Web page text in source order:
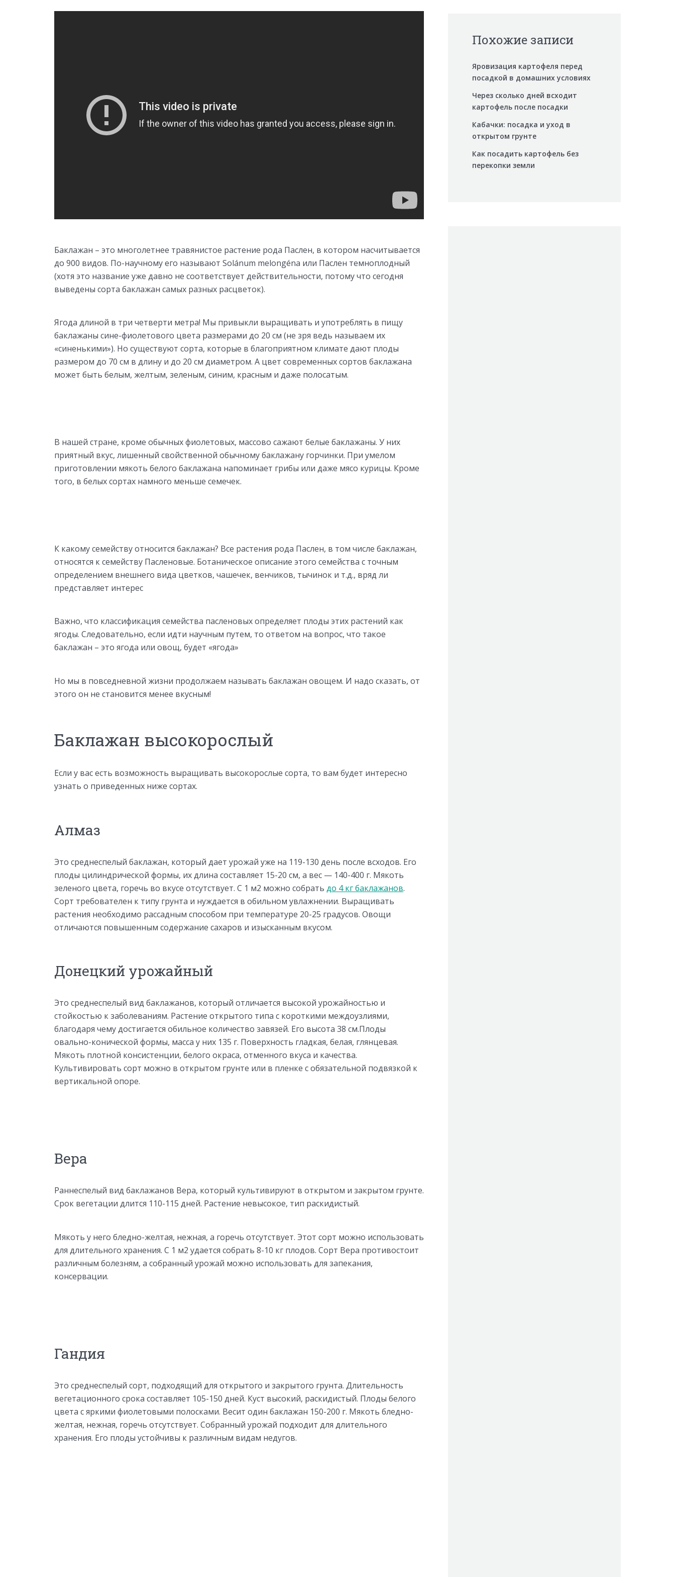
Баклажан – это многолетнее травянистое растение рода Паслен, в котором насчитывается
до 900 видов. По-научному его называют Solánum melongéna или Паслен темноплодный
(хотя это название уже давно не соответствует действительности, потому что сегодня
выведены сорта баклажан самых разных расцветок).
Ягода длиной в три четверти метра! Мы привыкли выращивать и употреблять в пищу
баклажаны сине-фиолетового цвета размерами до 20 см (не зря ведь называем их
«синенькими»). Но существуют сорта, которые в благоприятном климате дают плоды
размером до 70 см в длину и до 20 см диаметром. А цвет современных сортов баклажана
может быть белым, желтым, зеленым, синим, красным и даже полосатым.
В нашей стране, кроме обычных фиолетовых, массово сажают белые баклажаны. У них
приятный вкус, лишенный свойственной обычному баклажану горчинки. При умелом
приготовлении мякоть белого баклажана напоминает грибы или даже мясо курицы. Кроме
того, в белых сортах намного меньше семечек.
К какому семейству относится баклажан? Все растения рода Паслен, в том числе баклажан,
относятся к семейству Пасленовые. Ботаническое описание этого семейства с точным
определением внешнего вида цветков, чашечек, венчиков, тычинок и т.д., вряд ли
представляет интерес
Важно, что классификация семейства пасленовых определяет плоды этих растений как
ягоды. Следовательно, если идти научным путем, то ответом на вопрос, что такое
баклажан – это ягода или овощ, будет «ягода»
Но мы в повседневной жизни продолжаем называть баклажан овощем. И надо сказать, от
этого он не становится менее вкусным!
Баклажан высокорослый
Если у вас есть возможность выращивать высокорослые сорта, то вам будет интересно
узнать о приведенных ниже сортах.
Алмаз
Это среднеспелый баклажан, который дает урожай уже на 119-130 день после всходов. Его
плоды цилиндрической формы, их длина составляет 15-20 см, а вес — 140-400 г. Мякоть
зеленого цвета, горечь во вкусе отсутствует. С 1 м2 можно собрать до 4 кг баклажанов.
Сорт требователен к типу грунта и нуждается в обильном увлажнении. Выращивать
растения необходимо рассадным способом при температуре 20-25 градусов. Овощи
отличаются повышенным содержание сахаров и изысканным вкусом.
Донецкий урожайный
Это среднеспелый вид баклажанов, который отличается высокой урожайностью и
стойкостью к заболеваниям. Растение открытого типа с короткими междоузлиями,
благодаря чему достигается обильное количество завязей. Его высота 38 см.Плоды
овально-конической формы, масса у них 135 г. Поверхность гладкая, белая, глянцевая.
Мякоть плотной консистенции, белого окраса, отменного вкуса и качества.
Культивировать сорт можно в открытом грунте или в пленке с обязательной подвязкой к
вертикальной опоре.
Вера
Раннеспелый вид баклажанов Вера, который культивируют в открытом и закрытом грунте.
Срок вегетации длится 110-115 дней. Растение невысокое, тип раскидистый.
Мякоть у него бледно-желтая, нежная, а горечь отсутствует. Этот сорт можно использовать
для длительного хранения. С 1 м2 удается собрать 8-10 кг плодов. Сорт Вера противостоит
различным болезням, а собранный урожай можно использовать для запекания,
консервации.
Гандия
Это среднеспелый сорт, подходящий для открытого и закрытого грунта. Длительность
вегетационного срока составляет 105-150 дней. Куст высокий, раскидистый. Плоды белого
цвета с яркими фиолетовыми полосками. Весит один баклажан 150-200 г. Мякоть бледно-
желтая, нежная, горечь отсутствует. Собранный урожай подходит для длительного
хранения. Его плоды устойчивы к различным видам недугов.
Похожие записи
Яровизация картофеля перед
посадкой в домашних условиях
Через сколько дней всходит
картофель после посадки
Кабачки: посадка и уход в
открытом грунте
Как посадить картофель без
перекопки земли